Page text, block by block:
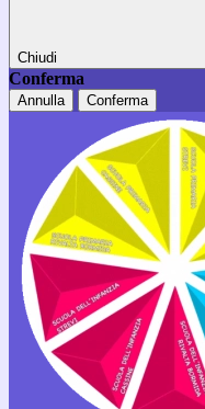
Chiudi
Conferma
Annulla Conferma